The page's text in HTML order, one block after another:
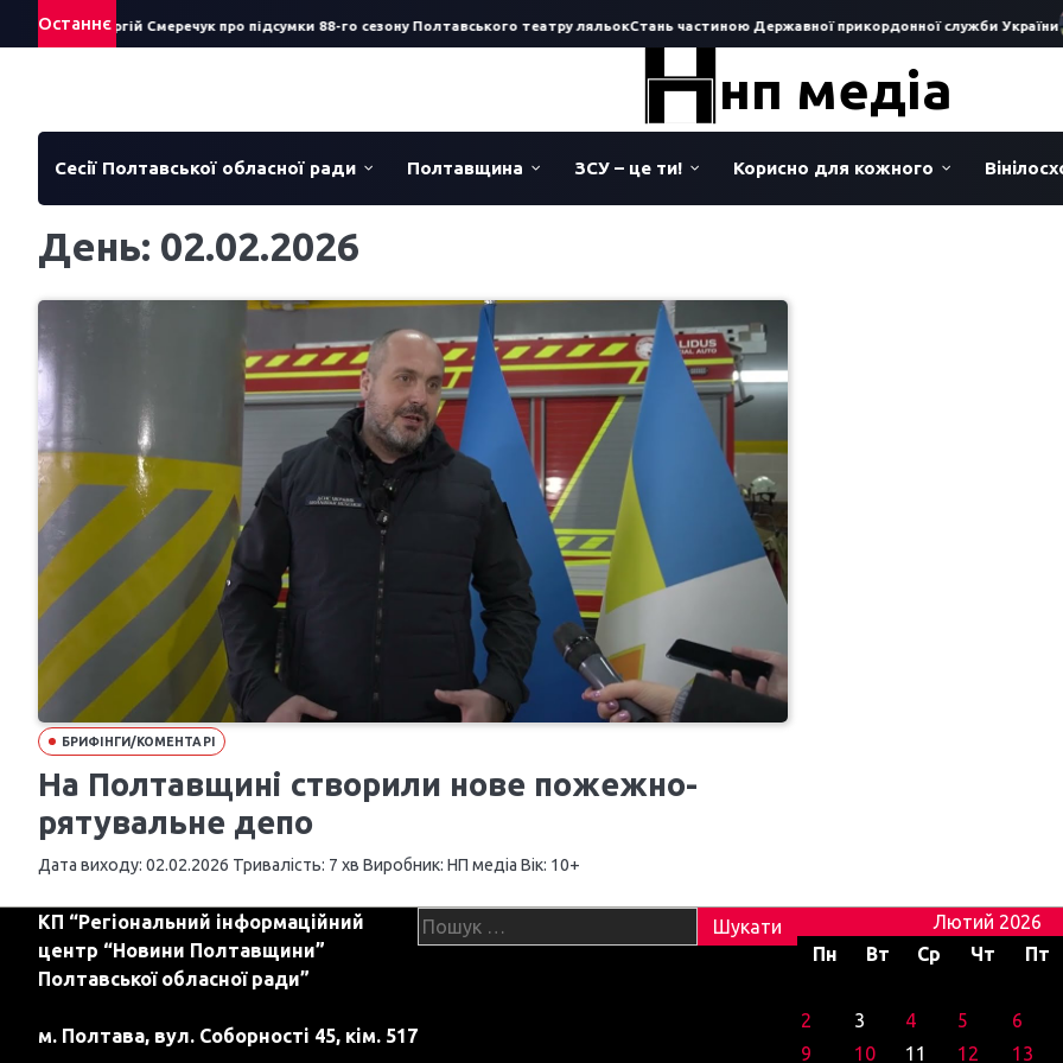
Останнє
за рік: Сергій Смеречук про підсумки 88-го сезону Полтавського театру ляльокСтань частиною Державної прикордонної служби України
нп медіа
Сесії Полтавської обласної ради Полтавщина ЗСУ – це ти! Корисно для кожного
День: 02.02.2026
БРИФІНГИ/КОМЕНТАРІ
На Полтавщині створили нове пожежно-
рятувальне депо
Дата виходу: 02.02.2026 Тривалість: 7 хв Виробник: НП медіа Вік: 10+
КП “Регіональний інформаційний
центр “Новини Полтавщини”
Полтавської обласної ради”
м. Полтава, вул. Соборності 45, кім. 517
Пошук:
Лютий 2026
Пн
Вт Ср Чт Пт
2
3 4 5 6
9
10 11 12 13